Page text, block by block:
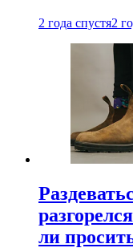
2 года спустя2
ли